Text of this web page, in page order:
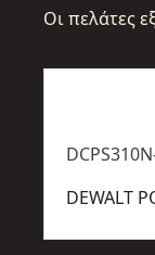
Οι πελάτες
DEWALT